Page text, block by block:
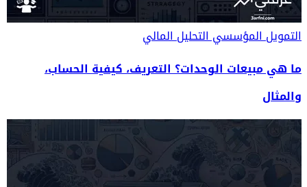
التمويل المؤسسيالتحليل المالي
ما هي مبيعات الوحدات؟ التعريف، كيفية الحساب،
والمثال